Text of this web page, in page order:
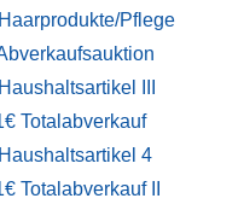
Haarprodukte/Pflege
Haushaltsartikel III
Totalabverkauf
Haushaltsartikel 4
Totalabverkauf II